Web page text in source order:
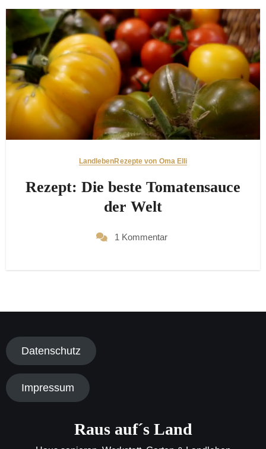
LandlebenRezepte von Oma Elli
Rezept: Die beste Tomatensauce
der Welt
1 Kommentar
Datenschutz
Impressum
Raus auf´s Land